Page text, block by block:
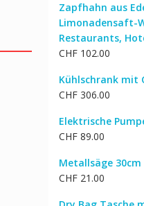
Zapfhahn aus
Limonadensaft-
Restaurants,
CHF 102.00
Kühlschrank mit
CHF 306.00
Elektrische
CHF 89.00
Metallsäge 30cm
CHF 21.00